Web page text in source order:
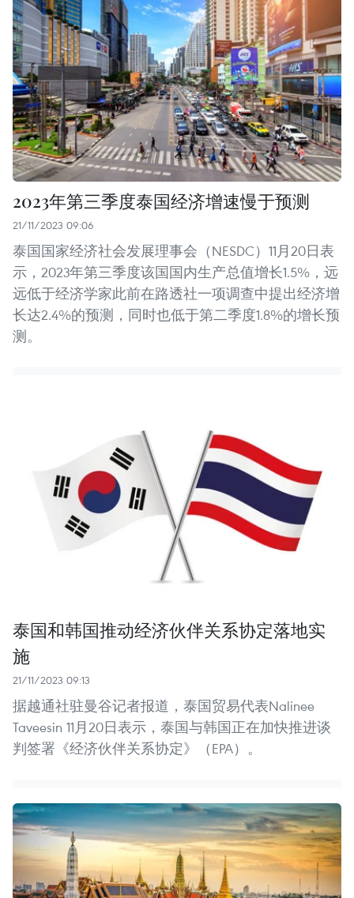
2023年第三季度泰国经济增速慢于预测
21/11/2023 09:06
泰国国家经济社会发展理事会（NESDC）11月20日表
示，2023年第三季度该国国内生产总值增长1.5%，远
远低于经济学家此前在路透社一项调查中提出经济增
长达2.4%的预测，同时也低于第二季度1.8%的增长预
测。
泰国和韩国推动经济伙伴关系协定落地实
施
21/11/2023 09:13
据越通社驻曼谷记者报道，泰国贸易代表Nalinee
Taveesin 11月20日表示，泰国与韩国正在加快推进谈
判签署《经济伙伴关系协定》（EPA）。